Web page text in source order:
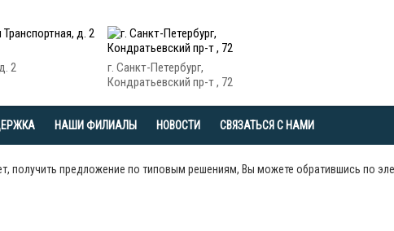
2
г. Санкт-Петербург,
Кондратьевский пр-т , 72
НАШИ ФИЛИАЛЫ НОВОСТИ СВЯЗАТЬСЯ С НАМИ
получить предложение по типовым решениям, Вы можете обратившись по